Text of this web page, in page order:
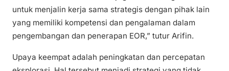
untuk menjalin kerja sama strategis dengan pihak lain
yang memiliki kompetensi dan pengalaman dalam
pengembangan dan penerapan EOR,” tutur Arifin.
Upaya keempat adalah peningkatan dan percepatan